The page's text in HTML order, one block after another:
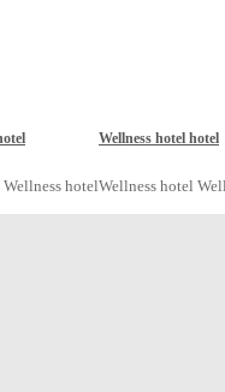
hotel
Wellness hotel hotel
Wellness hotel